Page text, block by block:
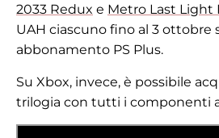
2033 Redux e Metro Last Light
UAH ciascuno fino al 3 ottobre
abbonamento PS Plus.
Su Xbox, invece, è possibile
trilogia con tutti i componenti